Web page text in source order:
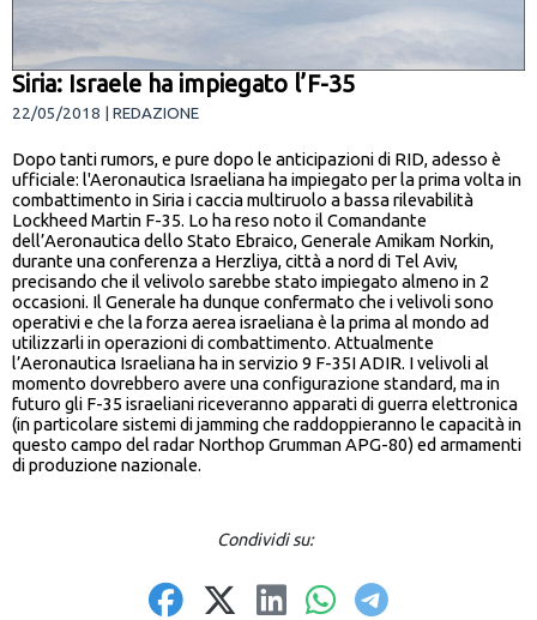
Siria: Israele ha impiegato l’F-35
22/05/2018 | REDAZIONE
Dopo tanti rumors, e pure dopo le anticipazioni di RID, adesso è
ufficiale: l'Aeronautica Israeliana ha impiegato per la prima volta in
combattimento in Siria i caccia multiruolo a bassa rilevabilità
Lockheed Martin F-35. Lo ha reso noto il Comandante
dell’Aeronautica dello Stato Ebraico, Generale Amikam Norkin,
durante una conferenza a Herzliya, città a nord di Tel Aviv,
precisando che il velivolo sarebbe stato impiegato almeno in 2
occasioni. Il Generale ha dunque confermato che i velivoli sono
operativi e che la forza aerea israeliana è la prima al mondo ad
utilizzarli in operazioni di combattimento. Attualmente
l’Aeronautica Israeliana ha in servizio 9 F-35I ADIR. I velivoli al
momento dovrebbero avere una configurazione standard, ma in
futuro gli F-35 israeliani riceveranno apparati di guerra elettronica
(in particolare sistemi di jamming che raddoppieranno le capacità in
questo campo del radar Northop Grumman APG-80) ed armamenti
di produzione nazionale.
Condividi su: